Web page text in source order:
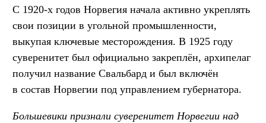
С 1920-х годов Норвегия начала активно укреплять
свои позиции в угольной промышленности,
выкупая ключевые месторождения. В 1925 году
суверенитет был официально закреплён, архипелаг
получил название Свальбард и был включён
в состав Норвегии под управлением губернатора.
Большевики признали суверенитет Норвегии над